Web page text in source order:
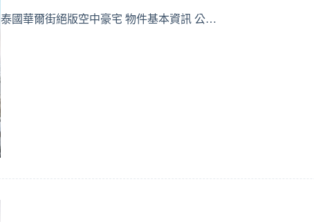
泰國華爾街絕版空中豪宅 物件基本資訊 公…